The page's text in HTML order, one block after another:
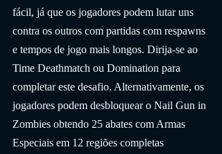
fácil, já que os jogadores podem lutar uns
contra os outros com partidas com respawns
e tempos de jogo mais longos. Dirija-se ao
Time Deathmatch ou Domination para
completar este desafio. Alternativamente, os
jogadores podem desbloquear o Nail Gun in
Zombies obtendo 25 abates com Armas
Especiais em 12 regiões completas